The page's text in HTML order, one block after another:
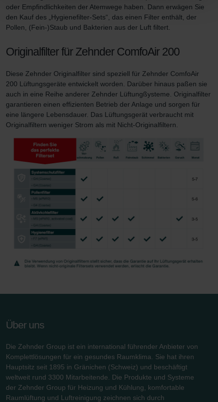
Datenschutzerklärung der Zehnder Group
Zehnder Group AG: Data Privacy
Zehnder Group Czech Republic s.r.o.: Zásady ochrany
Zehnder Group France: Protection des données
Zehnder Group Ibérica SAU: Política de privacidad
Zehnder Group İç Mekan İklimlendirme Sanayi ve Ticaret
Limitet Şirketi: Web Sitesi Çerezleri
Zehnder Group Sales International: Privacy Policy
Zehnder Group Schweiz AG: Datenschutz
Zehnder Polska Sp. z o.o.: Oświadczenie o ochronie
danych Zehnder
Zehnder Group UK Limited: Privacy Policy
Zehnder Group Deutschland GmbH
oder Empfindlichkeiten der Atemwege haben. Dann erwägen Sie
den Kauf des „Hygienefilter-Sets“, das einen Filter enthält, der
Pollen, (Fein-)Staub und Bakterien aus der Luft filtert.
Originalfilter für Zehnder ComfoAir 200
Diese Zehnder Originalfilter sind speziell für Zehnder ComfoAir
200 Lüftungsgeräte entwickelt worden. Darüber hinaus paßen sie
auch in eine Reihe anderer Zehnder Lüftungßysteme. Originalfilter
garantieren einen effizienten Betrieb der Anlage und sorgen für
eine längere Lebensdauer. Das Lüftungsgerät verbraucht mit
Originalfiltern weniger Strom als mit Nicht-Originalfiltern.
Über uns
Die Zehnder Group ist ein international führender Anbieter von
Komplettlösungen für ein gesundes Raumklima. Sie hat ihren
Hauptsitz seit 1895 in Gränichen (Schweiz) und beschäftigt
weltweit rund 3300 Mitarbeitende. Die Produkte und Systeme
der Zehnder Group für Heizung und Kühlung, komfortable
Raumlüftung und Luftreinigung zeichnen sich durch